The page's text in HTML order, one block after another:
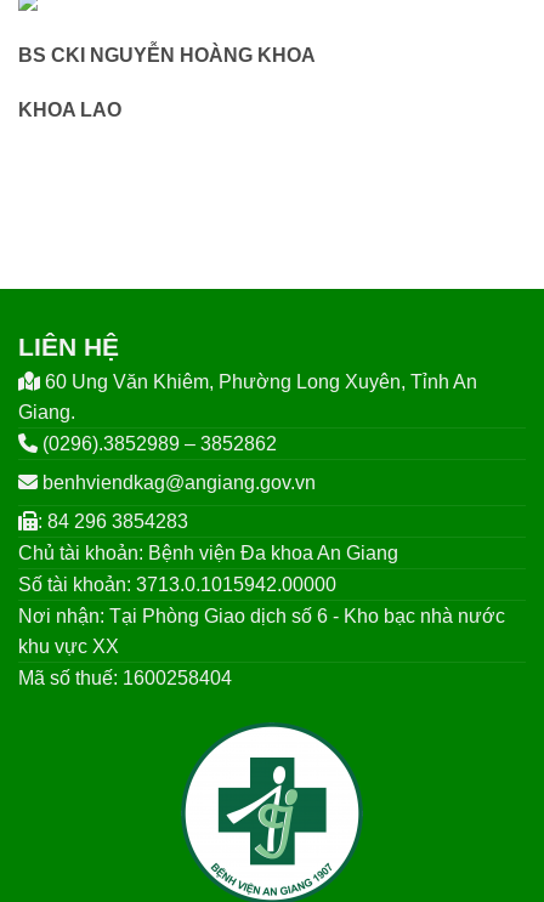
BS CKI NGUYỄN HOÀNG KHOA
KHOA LAO
LIÊN HỆ
60 Ung Văn Khiêm, Phường Long Xuyên, Tỉnh An
Giang.
(0296).3852989 – 3852862
benhviendkag@angiang.gov.vn
: 84 296 3854283
Chủ tài khoản: Bệnh viện Đa khoa An Giang
Số tài khoản: 3713.0.1015942.00000
Nơi nhận: Tại Phòng Giao dịch số 6 - Kho bạc nhà nước
khu vực XX
Mã số thuế: 1600258404